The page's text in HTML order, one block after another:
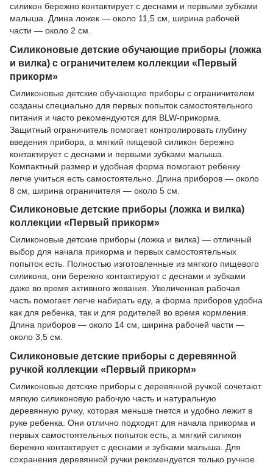
силикон бережно контактирует с деснами и первыми зубками
малыша. Длина ложек — около 11,5 см, ширина рабочей
части — около 2 см.
Силиконовые детские обучающие приборы (ложка
и вилка) с ограничителем коллекции «Первый
прикорм»
Силиконовые детские обучающие приборы с ограничителем
созданы специально для первых попыток самостоятельного
питания и часто рекомендуются для BLW-прикорма.
Защитный ограничитель помогает контролировать глубину
введения прибора, а мягкий пищевой силикон бережно
контактирует с деснами и первыми зубками малыша.
Компактный размер и удобная форма помогают ребенку
легче учиться есть самостоятельно. Длина приборов — около
8 см, ширина ограничителя — около 5 см.
Силиконовые детские приборы (ложка и вилка)
коллекции «Первый прикорм»
Силиконовые детские приборы (ложка и вилка) — отличный
выбор для начала прикорма и первых самостоятельных
попыток есть. Полностью изготовленные из мягкого пищевого
силикона, они бережно контактируют с деснами и зубками
даже во время активного жевания. Увеличенная рабочая
часть помогает легче набирать еду, а форма приборов удобна
как для ребенка, так и для родителей во время кормления.
Длина приборов — около 14 см, ширина рабочей части —
около 3,5 см.
Силиконовые детские приборы с деревянной
ручкой коллекции «Первый прикорм»
Силиконовые детские приборы с деревянной ручкой сочетают
мягкую силиконовую рабочую часть и натуральную
деревянную ручку, которая меньше гнется и удобно лежит в
руке ребенка. Они отлично подходят для начала прикорма и
первых самостоятельных попыток есть, а мягкий силикон
бережно контактирует с деснами и зубками малыша. Для
сохранения деревянной ручки рекомендуется только ручное